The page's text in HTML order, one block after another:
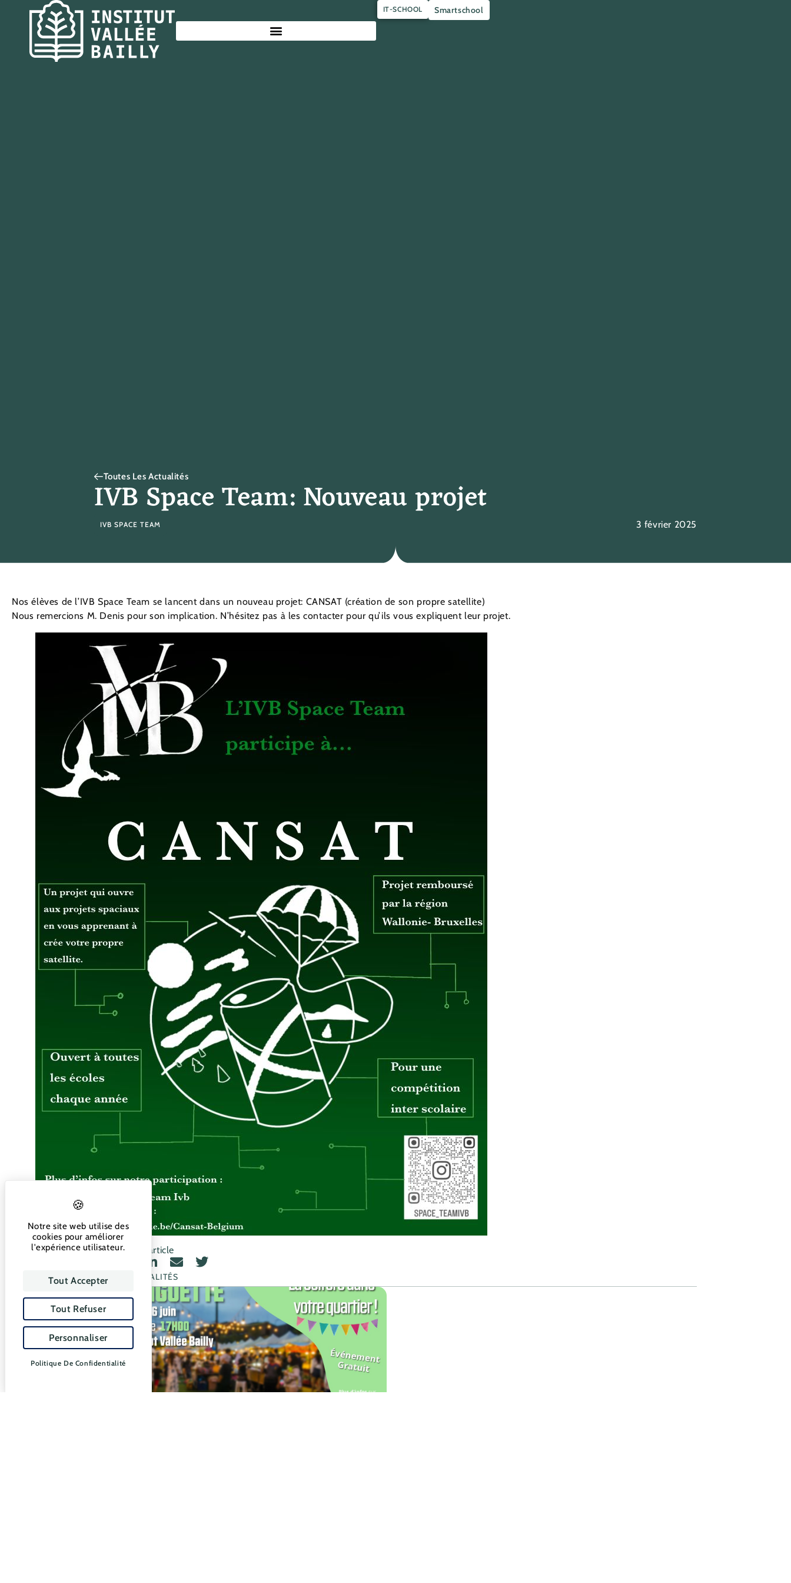
IT-SCHOOL Smartschool
Toutes Les Actualités
IVB Space Team: Nouveau projet
IVB SPACE TEAM 3 février 2025
Nos élèves de l’IVB Space Team se lancent dans un nouveau projet: CANSAT (création de son propre satellite)
Nous remercions M. Denis pour son implication. N’hésitez pas à les contacter pour qu’ils vous expliquent leur projet.
Partager cet article
PLUS D’ACTUALITÉS
Panneau de gestion des cookies
Notre site web utilise des
cookies pour améliorer
l'expérience utilisateur.
Tout Accepter
Tout Refuser
Personnaliser
Politique De Confidentialité